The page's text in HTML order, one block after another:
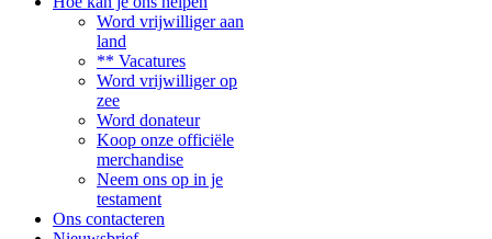
Word vrijwilliger aan
land
** Vacatures
Word vrijwilliger op
zee
Word donateur
Koop onze officiële
merchandise
Neem ons op in je
testament
Ons contacteren